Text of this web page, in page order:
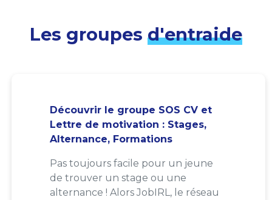
Les groupes d'entraide
Découvrir le groupe SOS CV et
Lettre de motivation : Stages,
Alternance, Formations
Pas toujours facile pour un jeune
de trouver un stage ou une
alternance ! Alors JobIRL, le réseau